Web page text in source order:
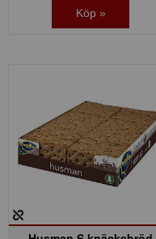
Köp »